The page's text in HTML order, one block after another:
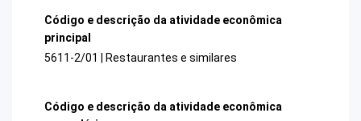
Código e descrição da atividade econômica
principal
5611-2/01 | Restaurantes e similares
Código e descrição da atividade econômica